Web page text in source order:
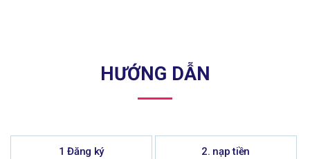
HƯỚNG DẪN
1 Đăng ký 2. nạp tiền